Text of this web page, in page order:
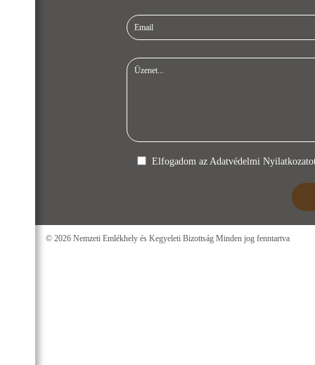
Elfogadom az Adatvédelmi
© 2026 Nemzeti Emlékhely és Kegyeleti Bizottság Minden jog fenntartva